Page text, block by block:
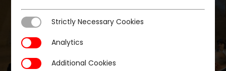
Strictly Necessary Cookies
Strictly Necessary Cookies
AnalyticsAnalytics
Additional Cookies
Additional Cookies